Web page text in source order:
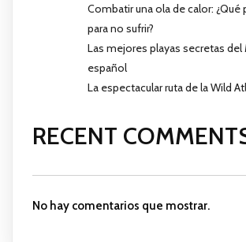
Combatir una ola de calor:
para no sufrir?
Las mejores playas secretas del
español
La espectacular ruta de la Wild
RECENT
No hay comentarios que mostrar.